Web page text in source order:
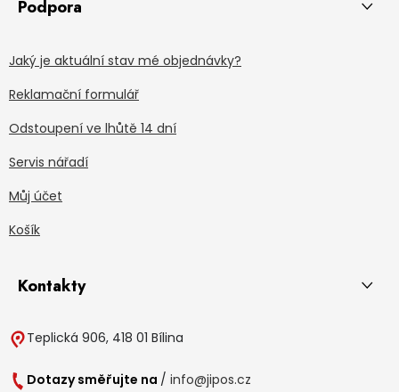
Podpora
Jaký je aktuální stav mé objednávky?
Reklamační formulář
Odstoupení ve lhůtě 14 dní
Servis nářadí
Můj účet
Košík
Kontakty
Teplická 906, 418 01 Bílina
Dotazy směřujte na / info@jipos.cz